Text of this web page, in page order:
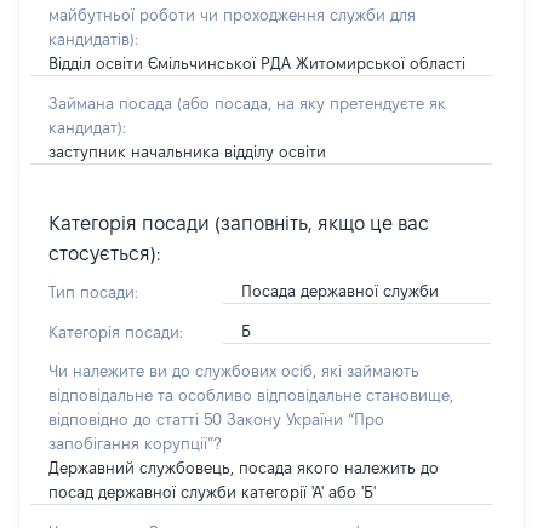
майбутньої роботи чи проходження служби для
кандидатів):
Відділ освіти Ємільчинської РДА Житомирської області
Займана посада (або посада, на яку претендуєте як
кандидат):
заступник начальника відділу освіти
Категорія посади (заповніть, якщо це вас
стосується):
Тип посади: Посада державної служби
Категорія посади: Б
Чи належите ви до службових осіб, які займають
відповідальне та особливо відповідальне становище,
відповідно до статті 50 Закону України “Про
запобігання корупції”?
Державний службовець, посада якого належить до
посад державної служби категорії 'А' або 'Б'